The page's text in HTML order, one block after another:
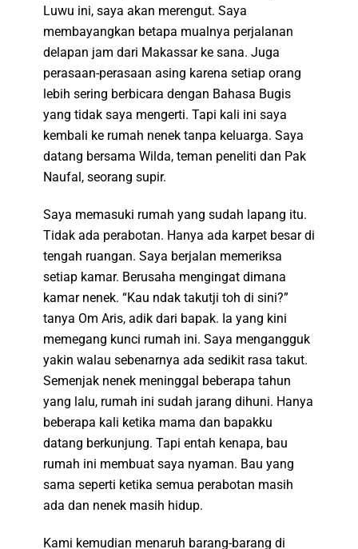
Luwu ini, saya akan merengut. Saya
membayangkan betapa mualnya perjalanan
delapan jam dari Makassar ke sana. Juga
perasaan-perasaan asing karena setiap orang
lebih sering berbicara dengan Bahasa Bugis
yang tidak saya mengerti. Tapi kali ini saya
kembali ke rumah nenek tanpa keluarga. Saya
datang bersama Wilda, teman peneliti dan Pak
Naufal, seorang supir.
Saya memasuki rumah yang sudah lapang itu.
Tidak ada perabotan. Hanya ada karpet besar di
tengah ruangan. Saya berjalan memeriksa
setiap kamar. Berusaha mengingat dimana
kamar nenek. “Kau ndak takutji toh di sini?”
tanya Om Aris, adik dari bapak. Ia yang kini
memegang kunci rumah ini. Saya mengangguk
yakin walau sebenarnya ada sedikit rasa takut.
Semenjak nenek meninggal beberapa tahun
yang lalu, rumah ini sudah jarang dihuni. Hanya
beberapa kali ketika mama dan bapakku
datang berkunjung. Tapi entah kenapa, bau
rumah ini membuat saya nyaman. Bau yang
sama seperti ketika semua perabotan masih
ada dan nenek masih hidup.
Kami kemudian menaruh barang-barang di